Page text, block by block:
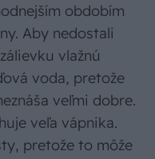
obdobím
Aby nedostali
vlažnú
voda, pretože
veľmi dobre.
veľa vápnika.
pretože to môže